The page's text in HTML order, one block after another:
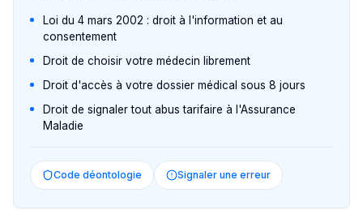
Loi du 4 mars 2002 : droit à l'information et au
consentement
Droit de choisir votre médecin librement
Droit d'accès à votre dossier médical sous 8 jours
Droit de signaler tout abus tarifaire à l'Assurance
Maladie
Code déontologie Signaler une erreur